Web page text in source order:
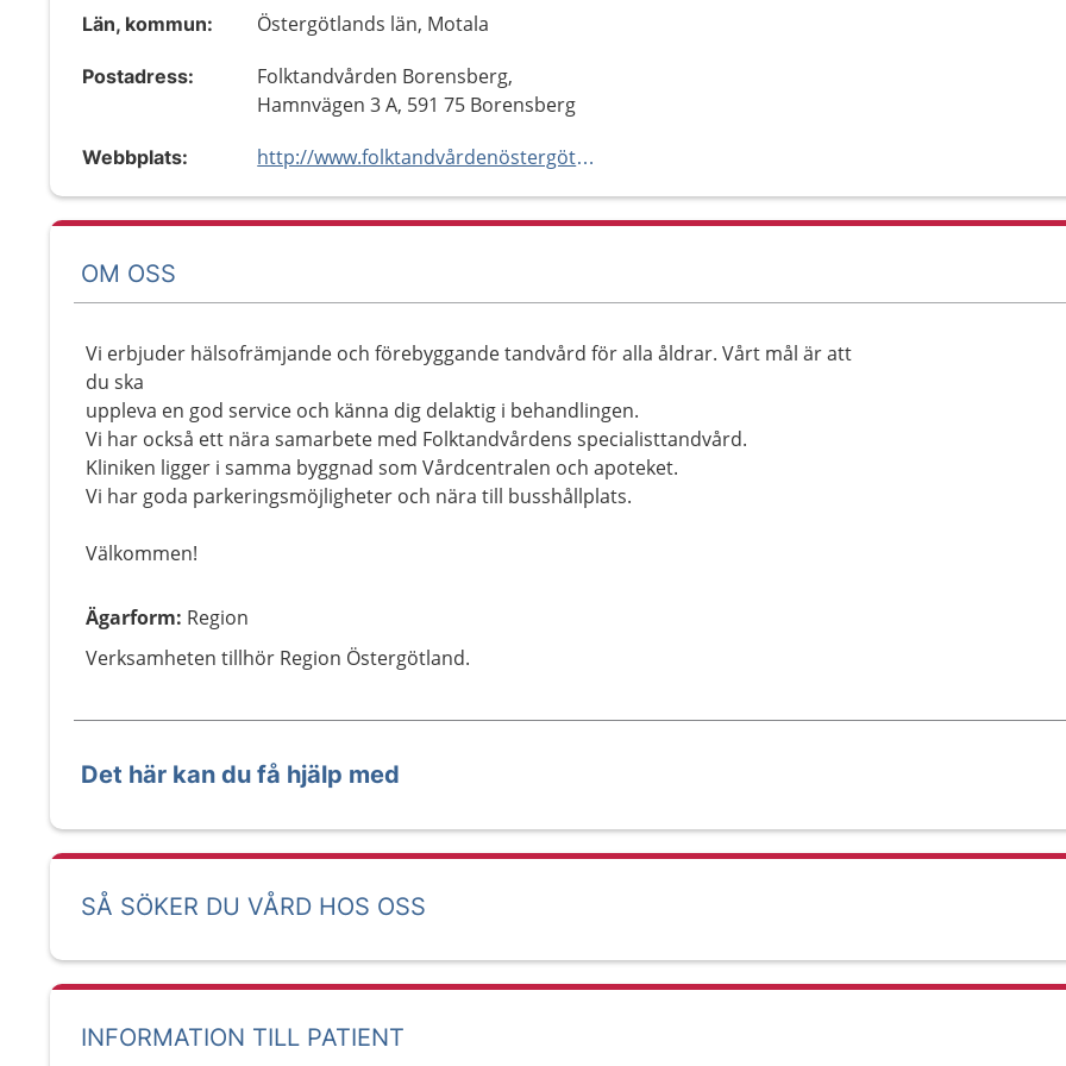
Län, kommun: Östergötlands län, Motala
Postadress:
Folktandvården Borensberg,
Hamnvägen 3 A, 591 75 Borensberg
Webbplats: http://www.folktandvårdenöstergötland.se
OM OSS
Vi erbjuder hälsofrämjande och förebyggande tandvård för alla åldrar. Vårt mål är att
du ska
uppleva en god service och känna dig delaktig i behandlingen.
Vi har också ett nära samarbete med Folktandvårdens specialisttandvård.
Kliniken ligger i samma byggnad som Vårdcentralen och apoteket.
Vi har goda parkeringsmöjligheter och nära till busshållplats.
Välkommen!
Ägarform: Region
Verksamheten tillhör Region Östergötland.
Det här kan du få hjälp med
SÅ SÖKER DU VÅRD HOS OSS
INFORMATION TILL PATIENT